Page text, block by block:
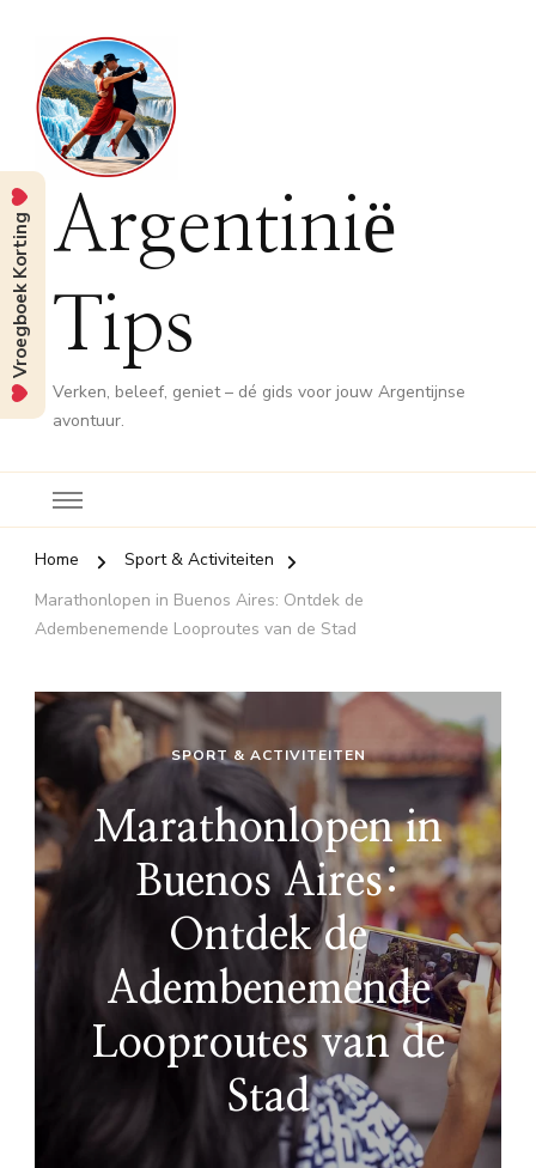
Argentinië
Tips
Verken, beleef, geniet – dé gids voor jouw Argentijnse
avontuur.
Home
Sport & Activiteiten
Marathonlopen in Buenos Aires: Ontdek de
Adembenemende Looproutes van de Stad
SPORT & ACTIVITEITEN
Marathonlopen in
Buenos Aires:
Ontdek de
Adembenemende
Looproutes van de
Stad
Vroegboek Korting